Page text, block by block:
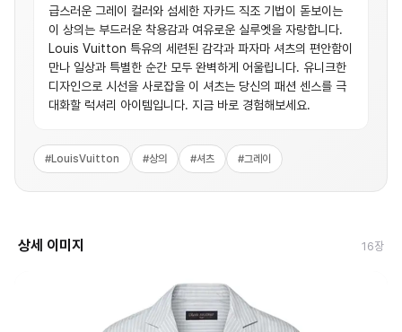
급스러운 그레이 컬러와 섬세한 자카드 직조 기법이 돋보이는
이 상의는 부드러운 착용감과 여유로운 실루엣을 자랑합니다.
Louis Vuitton 특유의 세련된 감각과 파자마 셔츠의 편안함이
만나 일상과 특별한 순간 모두 완벽하게 어울립니다. 유니크한
디자인으로 시선을 사로잡을 이 셔츠는 당신의 패션 센스를 극
대화할 럭셔리 아이템입니다. 지금 바로 경험해보세요.
#LouisVuitton #상의 #셔츠 #그레이
상세 이미지 16장